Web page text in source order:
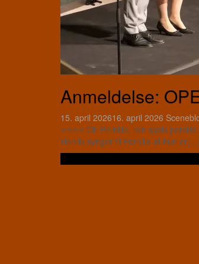
Anmeldelse:
15. april 202616. april 2026
⭐⭐⭐⭐ Oh Pernille, min sjæls
Henrik synger til Pernille at hun er[…]